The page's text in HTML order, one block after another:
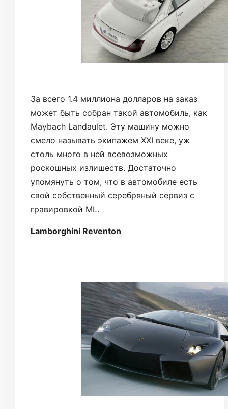
За всего 1.4 миллиона долларов на заказ
может быть собран такой автомобиль, как
Maybach Landaulet. Эту машину можно
смело называть экипажем XXI веке, уж
столь много в ней всевозможных
роскошных излишеств. Достаточно
упомянуть о том, что в автомобиле есть
свой собственный серебряный сервиз с
гравировкой ML.
Lamborghini Reventon